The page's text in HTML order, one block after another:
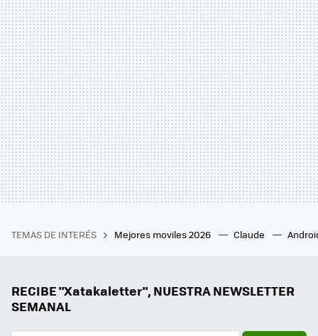
TEMAS DE INTERÉS Mejores moviles 2026 Claude
RECIBE "Xatakaletter", NUESTRA NEWSLETTER
SEMANAL